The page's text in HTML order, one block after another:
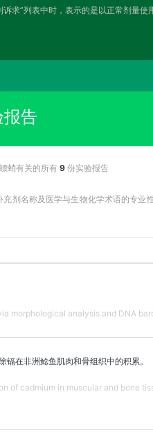
求”列表中时，表示的是以正常剂量
报告
蛸有关的所有 9份实验报告
剂名称及医学与生物化学术语的专业
morphological analysis and DNA
在非洲鲶鱼肌肉和骨组织中的积累。
of cadmium in muscular and bone